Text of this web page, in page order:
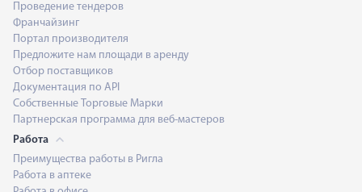
Проведение тендеров
Франчайзинг
Портал производителя
Предложите нам площади в аренду
Отбор поставщиков
Документация по API
Собственные Торговые Марки
Партнерская программа для веб-мастеров
Работа
Преимущества работы в Ригла
Работа в аптеке